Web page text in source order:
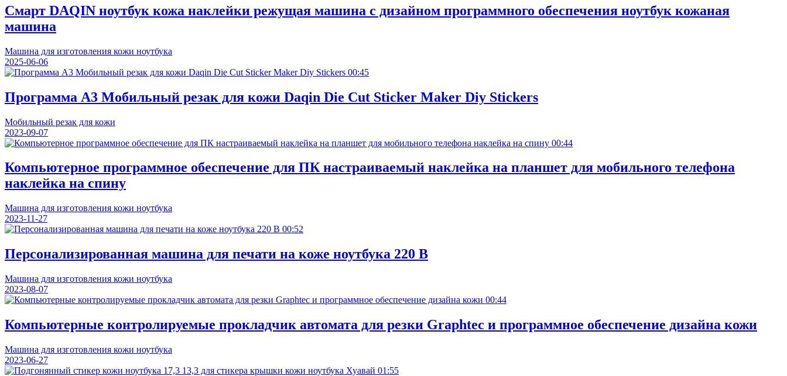
Смарт DAQIN ноутбук кожа наклейки режущая машина с дизайном программного обеспечения ноутбук кожаная
машина
Машина для изготовления кожи ноутбука
2025-06-06
00:45
Программа A3 Мобильный резак для кожи Daqin Die Cut Sticker Maker Diy Stickers
Мобильный резак для кожи
2023-09-07
00:44
Компьютерное программное обеспечение для ПК настраиваемый наклейка на планшет для мобильного телефона
наклейка на спину
Машина для изготовления кожи ноутбука
2023-11-27
00:52
Персонализированная машина для печати на коже ноутбука 220 В
Машина для изготовления кожи ноутбука
2023-08-07
00:44
Компьютерные контролируемые прокладчик автомата для резки Graphtec и программное обеспечение дизайна кожи
Машина для изготовления кожи ноутбука
2023-06-27
01:55